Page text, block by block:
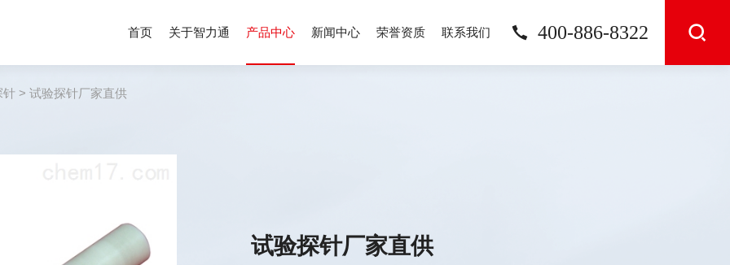
400-886-8322
首页 关于智力通 产品中心 新闻中心 荣誉资质 联系我们
针 > 试验探针厂家直供
试验探针厂家直供